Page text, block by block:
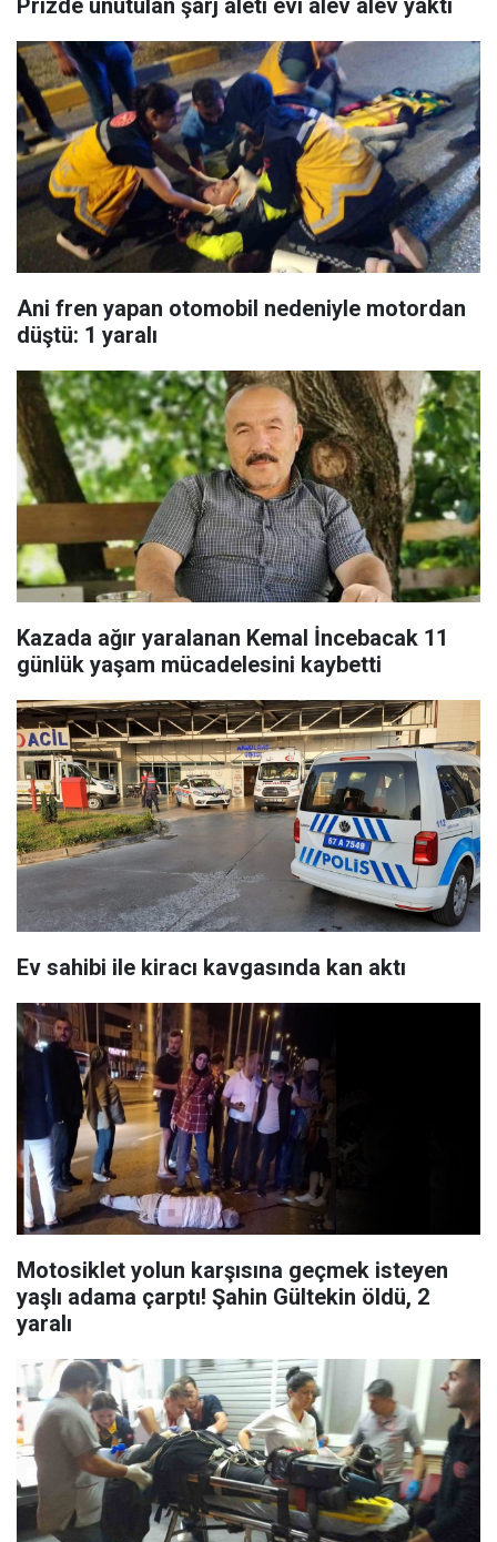
Prizde unutulan şarj aleti evi alev alev yaktı
Ani fren yapan otomobil nedeniyle motordan
düştü: 1 yaralı
Kazada ağır yaralanan Kemal İncebacak 11
günlük yaşam mücadelesini kaybetti
Ev sahibi ile kiracı kavgasında kan aktı
Motosiklet yolun karşısına geçmek isteyen
yaşlı adama çarptı! Şahin Gültekin öldü, 2
yaralı